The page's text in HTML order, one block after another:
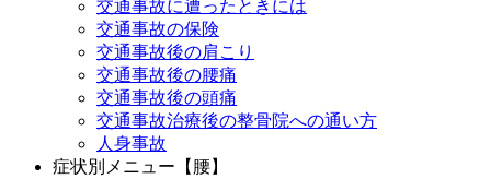
交通事故に遭ったときには
交通事故の保険
交通事故後の肩こり
交通事故後の腰痛
交通事故後の頭痛
交通事故治療後の整骨院への通い方
人身事故
症状別メニュー【腰】